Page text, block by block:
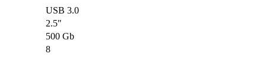
USB 3.0
2.5"
500 Gb
8